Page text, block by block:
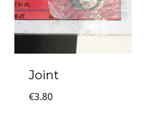
Joint
€3.80